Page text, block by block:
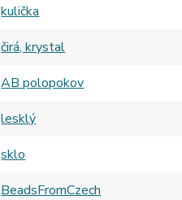
kulička
čirá, krystal
AB polopokov
lesklý
sklo
BeadsFromCzech